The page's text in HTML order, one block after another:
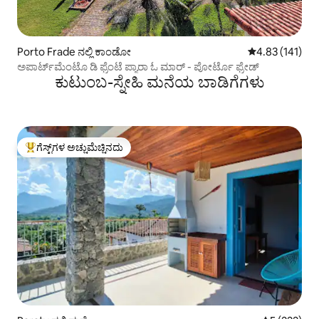
Porto Frade ನಲ್ಲಿ ಕಾಂಡೋ 5 ರಲ್ಲಿ 4.83
4.83 (141)
ಅಪಾರ್ಟ್‌ಮೆಂಟೊ ಡಿ ಫ್ರೆಂಟೆ ಪ್ಯಾರಾ ಓ ಮಾರ್ - ಪೋರ್ಟೊ ಫ್ರೇಡ್
ಕುಟುಂಬ-ಸ್ನೇಹಿ ಮನೆಯ ಬಾಡಿಗೆಗಳು
ಗೆಸ್ಟ್‌ಗಳಿಗೆ ಅತಿ ಹೆಚ್ಚು ಅಚ್ಚುಮೆಚ್ಚಿನದು
ಗೆಸ್ಟ್‌ಗಳ ಅಚ್ಚುಮೆಚ್ಚಿನದು